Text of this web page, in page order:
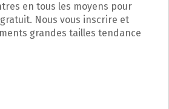
en tous les moyens pour
Nous vous inscrire et
grandes tailles tendance